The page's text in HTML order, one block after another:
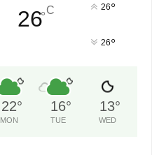
26°C 26°
26°
22°
MON
16°
TUE
13°
WED